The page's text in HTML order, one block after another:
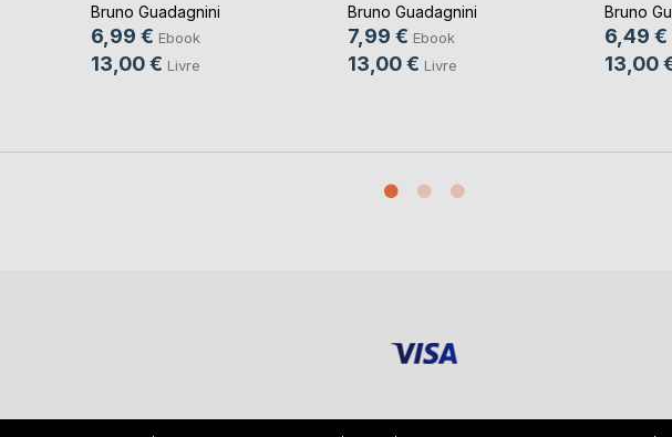
Bruno Guadagnini
6,99 € Ebook
13,00 € Livre
Bruno Guadagnini
7,99 € Ebook
13,00 € Livre
Bruno
6,49 €
13,00